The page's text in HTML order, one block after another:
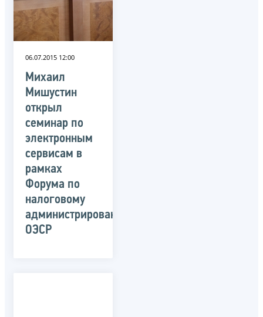
06.07.2015 12:00
Михаил
Мишустин
открыл
семинар по
электронным
сервисам в
рамках
Форума по
налоговому
администрированию
ОЭСР